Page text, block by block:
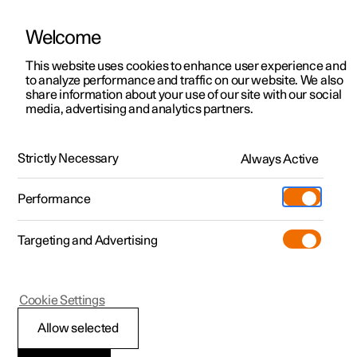
Polestar 2
Polestar 3
Polestar 4
Pre-owned
Shop
Meer
Testrit
Aanbiedingen voor
Testrit
Aanbiedingen voor
Polestar 4 coupé
Ontdek Polestar 4
Testrit
Bekijk onze stockwagens
Aanbiedingen voor
Ontdek Polestar 5
Over pre-owned
Pre-owned aanbiedingen
Aanbiedingen voor particulieren
Aanbiedingen voor
professionelen
Bekijk onze stockwagens
Configureer
Pre-owned
Testrit
Additionals
(Opent in een nieuw venster)
Experiences
Ontmoet ons
Servicepunten
Opladen
Support
HandleidingVideogalerijSoftware-updates
Meters en indicatoren op bestuurdersdisplay
Polestar 2
Vermogensmeter
Welcome
This website uses cookies to enhance user experience and
to analyze performance and traffic on our website. We also
share information about your use of our site with our social
media, advertising and analytics partners.
Strictly Necessary Always Active
Performance
Targeting and Advertising
Allow selected
Cookie Settings